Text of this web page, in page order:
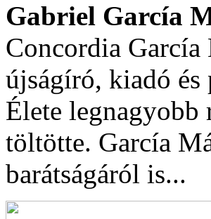
Gabriel García
Concordia
újságíró, kiadó
Élete legnagyobb
töltötte. García
barátságáról is...